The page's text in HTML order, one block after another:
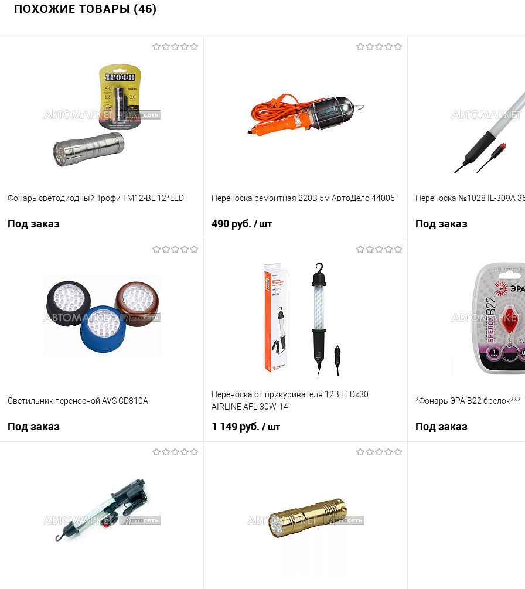
ПОХОЖИЕ ТОВАРЫ (46)
Фонарь светодиодный Трофи TM12-BL 12*LED
Под заказ
Купить в 1 клик
К сравнению
В избранное
Под заказ
Переноска ремонтная 220В 5м АвтоДело 44005
490 руб. / шт
Купить в 1 клик
Переноска №1028 IL-309A
Под заказ
Светильник переносной AVS CD810A
Под заказ
К сравнению
Под заказ
Переноска от прикуривателя 12В LEDx30
AIRLINE AFL-30W-14
1 149 руб. / шт
В наличии
*Фонарь ЭРА B22 брелок***
Под заказ